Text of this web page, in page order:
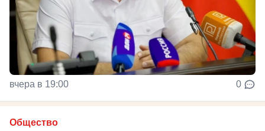
вчера в 19:00 0
Общество